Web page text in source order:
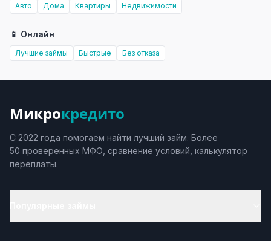
Авто Дома Квартиры Недвижимости
📱 Онлайн
Лучшие займы Быстрые Без отказа
Микрокредито
С 2022 года помогаем найти лучший займ. Более
50 проверенных МФО, сравнение условий, калькулятор
переплаты.